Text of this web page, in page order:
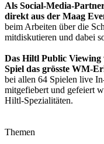
Als Social-Media-
direkt aus der Maag
beim Arbeiten über die
mitdiskutieren und dabei
Das Hiltl Public Viewing
Spiel das grösste WM-
bei allen 64 Spielen live
mitgefiebert und gefeiert
Hiltl-Spezialitäten.
Themen